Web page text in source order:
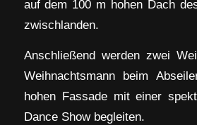
auf dem 100 m hohen Dach
zwischlanden.
Anschließend werden zwei
Weihnachtsmann beim
hohen Fassade mit einer
Dance Show begleiten.